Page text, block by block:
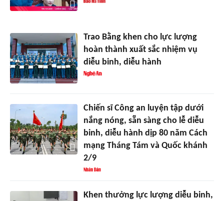
Trao Bằng khen cho lực lượng
hoàn thành xuất sắc nhiệm vụ
diễu binh, diễu hành
Chiến sĩ Công an luyện tập dưới
nắng nóng, sẵn sàng cho lễ diễu
binh, diễu hành dịp 80 năm Cách
mạng Tháng Tám và Quốc khánh
2/9
Khen thưởng lực lượng diễu binh,